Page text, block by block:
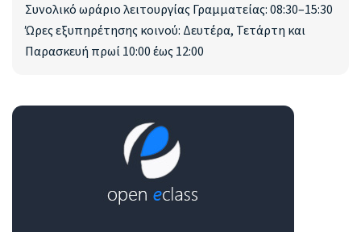
Συνολικό ωράριο λειτουργίας Γραμματείας: 08:30–15:30
Ώρες εξυπηρέτησης κοινού: Δευτέρα, Τετάρτη και
Παρασκευή πρωί 10:00 έως 12:00